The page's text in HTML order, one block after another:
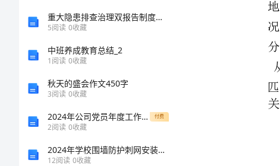
重大隐患排查治理双报告制度范文
5阅读 0收藏
中班养成教育总结_2
1阅读 0收藏
秋天的盛会作文450字
3阅读 0收藏
2024年公司党员年度工作总结 付费
2阅读 0收藏
2024年学校围墙防护刺网安装合同
12阅读 0收藏